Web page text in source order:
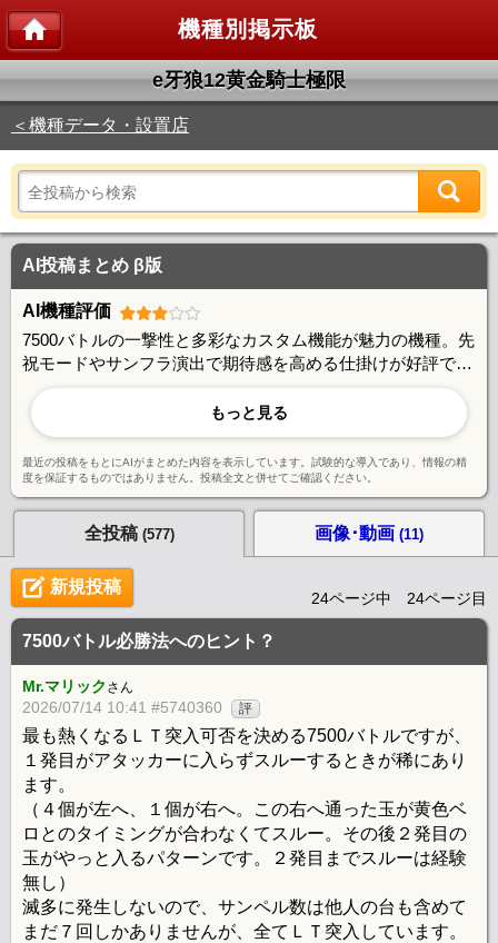
機種別掲示板
e牙狼12黄金騎士極限
＜機種データ・設置店
AI投稿まとめ β版
AI機種評価
7500バトルの一撃性と多彩なカスタム機能が魅力の機種。先
祝モードやサンフラ演出で期待感を高める仕掛けが好評で、
攻略法の議論も活発。一方で継続率76%による即落ち感や、
初当たりの重さに課題を感じる声もあり、分散の大きさから
相性が分かれる傾向にある。
もっと見る
最近の投稿をもとにAIがまとめた内容を表示しています。試験的な導入であり、情報の精
度を保証するものではありません。投稿全文と併せてご確認ください。
全投稿 (577) 画像･動画 (11)
新規投稿
24ページ中 24ページ目
7500バトル必勝法へのヒント？
Mr.マリック さん
2026/07/14 10:41 #5740360 評
最も熱くなるＬＴ突入可否を決める7500バトルですが、
１発目がアタッカーに入らずスルーするときが稀にあり
ます。
（４個が左へ、１個が右へ。この右へ通った玉が黄色ベ
ロとのタイミングが合わなくてスルー。その後２発目の
玉がやっと入るパターンです。２発目までスルーは経験
無し）
滅多に発生しないので、サンペル数は他人の台も含めて
まだ７回しかありませんが、全てＬＴ突入しています。